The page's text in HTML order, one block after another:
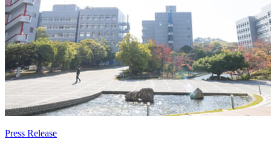
Press Release